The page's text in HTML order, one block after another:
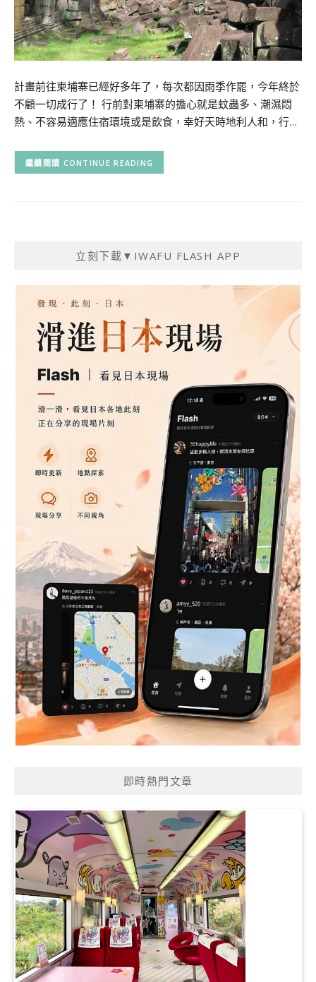
計畫前往柬埔寨已經好多年了，每次都因雨季作罷，今年終於
不顧一切成行了！ 行前對柬埔寨的擔心就是蚊蟲多、潮濕悶
熱、不容易適應住宿環境或是飲食，幸好天時地利人和，行…
CONTINUE READING
立刻下載▼IWAFU FLASH APP
即時熱門文章